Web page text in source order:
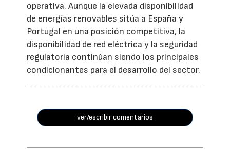
operativa. Aunque la elevada disponibilidad
de energías renovables sitúa a España y
Portugal en una posición competitiva, la
disponibilidad de red eléctrica y la seguridad
regulatoria continúan siendo los principales
condicionantes para el desarrollo del sector.
ver/escribir comentarios